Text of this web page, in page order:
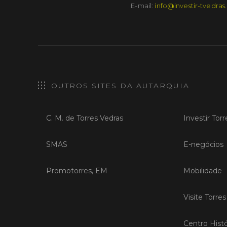
E-mail: info@investir-
OUTROS SITES DA AUTARQUIA
C. M. de Torres Vedras
SMAS
Promotorres, EM
Investir
E-negócios
Mobilidade
Visite
Centro